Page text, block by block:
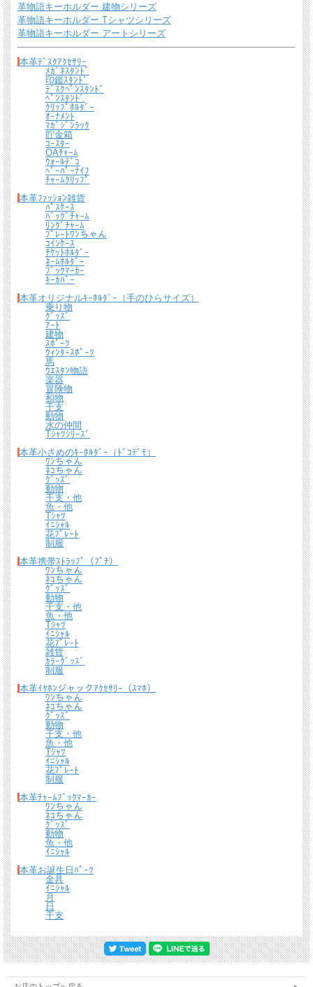
*有料ラッピング（M)
キーホルダーなど小さい品物はギフト袋にお入れして本革製のチャームをお付けし
ます。
*無料簡易ラッピング
通常のご購入でも、簡易ラッピング（透明の袋の上に金色のギフトシール付き）い
たします。
送料について
宅配便 650円から
メール便（全商品対象・定形外郵便ほか）全国一律300円
込）以上でメール便送料無料
詳しくはこちらから
熟練したスタッフが丁寧に梱包いたします。
*梱包の例
革物語キーホルダー 建物シリーズ
革物語キーホルダー Tシャツシリーズ
革物語キーホルダー アートシリーズ
本革ﾃﾞｽｸｱｸｾｻﾘｰ
ﾒｶﾞﾈｽﾀﾝﾄﾞ
印鑑ｽﾀﾝﾄﾞ
ﾃﾞｽｸﾍﾟﾝｽﾀﾝﾄﾞ
ﾍﾟﾝｽﾀﾝﾄﾞ
ｸﾘｯﾌﾟﾎﾙﾀﾞｰ
ｵｰﾅﾒﾝﾄ
ﾏｶﾞｼﾞﾝﾗｯｸ
貯金箱
ｺｰｽﾀｰ
OAﾁｬｰﾑ
ｳｫｰﾙﾃﾞｺ
ﾍﾟｰﾊﾟｰﾅｲﾌ
ﾁｬｰﾑｸﾘｯﾌﾟ
本革ﾌｧｯｼｮﾝ雑貨
ﾊﾟｽｹｰｽ
ﾊﾞｯｸﾞﾁｬｰﾑ
ﾘﾝｸﾞﾁｬｰﾑ
ﾌﾟﾚｰﾄﾜﾝちゃん
ｺｲﾝｹｰｽ
ﾁｹｯﾄﾎﾙﾀﾞｰ
ﾈｰﾑﾎﾙﾀﾞｰ
ﾌﾞｯｸﾏｰｶｰ
ｷｰｶﾊﾞｰ
本革オリジナルｷｰﾎﾙﾀﾞｰ（手のひらサイズ）
乗り物
ｸﾞｯｽﾞ
ｱｰﾄ
建物
ｽﾎﾟｰﾂ
ｳｨﾝﾀｰｽﾎﾟｰﾂ
馬
ｳｴｽﾀﾝ物語
楽器
冒険物
和物
干支
動物
水の仲間
Tｼｬﾂｼﾘｰｽﾞ
本革小さめのｷｰﾎﾙﾀﾞｰ（ﾄﾞｺﾃﾞﾓ）
ﾜﾝちゃん
ﾈｺちゃん
ｸﾞｯｽﾞ
動物
干支・他
魚・他
Tｼｬﾂ
ｲﾆｼｬﾙ
花ﾌﾟﾚｰﾄ
制服
本革携帯ｽﾄﾗｯﾌﾟ（ﾌﾟﾁ）
ﾜﾝちゃん
ﾈｺちゃん
ｸﾞｯｽﾞ
動物
干支・他
魚・他
Tｼｬﾂ
ｲﾆｼｬﾙ
花ﾌﾟﾚｰﾄ
雑貨
ｶﾗｰｸﾞｯｽﾞ
制服
本革ｲﾔﾎﾝジャックｱｸｾｻﾘｰ（ｽﾏﾎ）
ﾜﾝちゃん
ﾈｺちゃん
ｸﾞｯｽﾞ
動物
干支・他
魚・他
Tｼｬﾂ
ｲﾆｼｬﾙ
花ﾌﾟﾚｰﾄ
制服
本革ﾁｬｰﾑﾌﾞｯｸﾏｰｶｰ
ﾜﾝちゃん
ﾈｺちゃん
ｸﾞｯｽﾞ
動物
魚・他
ｲﾆｼｬﾙ
本革お誕生日ﾊﾟｰﾂ
金具
ｲﾆｼｬﾙ
月
日
干支